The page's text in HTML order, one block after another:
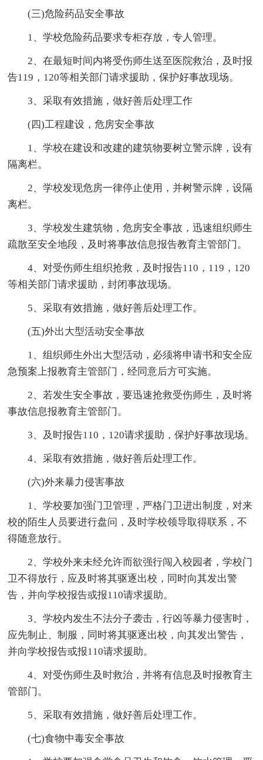
(三)危险药品安全事故
1、学校危险药品要求专柜存放，专人管理。
2、在最短时间内将受伤师生送至医院救治，及时报
告119，120等相关部门请求援助，保护好事故现场。
3、采取有效措施，做好善后处理工作
(四)工程建设，危房安全事故
1、学校在建设和改建的建筑物要树立警示牌，设有
隔离栏。
2、学校发现危房一律停止使用，并树警示牌，设隔
离栏。
3、学校发生建筑物，危房安全事故，迅速组织师生
疏散至安全地段，及时将事故信息报告教育主管部门。
4、对受伤师生组织抢救，及时报告110，119，120
等相关部门请求援助，封闭事故现场。
5、采取有效措施，做好善后处理工作。
(五)外出大型活动安全事故
1、组织师生外出大型活动，必须将申请书和安全应
急预案上报教育主管部门，经同意后方可实施。
2、若发生安全事故，要迅速抢救受伤师生，及时将
事故信息报教育主管部门。
3、及时报告110，120请求援助，保护好事故现场。
4、采取有效措施，做好善后处理工作。
(六)外来暴力侵害事故
1、学校要加强门卫管理，严格门卫进出制度，对来
校的陌生人员要进行盘问，及时学校领导取得联系，不
得随意放行。
2、学校外来未经允许而欲强行闯入校园者，学校门
卫不得放行，应及时将其驱逐出校，同时向其发出警
告，并向学校报告或报110请求援助。
3、学校内发生不法分子袭击，行凶等暴力侵害时，
应先制止、制服，同时将其驱逐出校，向其发出警告，
并向学校报告或报110请求援助。
4、对受伤师生及时救治，并将有信息及时报教育主
管部门。
5、采取有效措施，做好善后处理工作。
(七)食物中毒安全事故